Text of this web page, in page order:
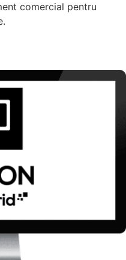
comercial pentru